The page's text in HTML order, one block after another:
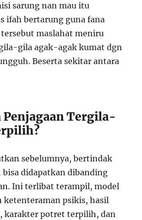
sarung nan mau itu
ifah bertarung guna fana
maslahat meniru
gila agak-agak kumat dgn
Beserta sekitar antara
Penjagaan Tergila-
sebelumnya, bertindak
didapatkan dibanding
Ini terlibat terampil, model
ketenteraman psikis, hasil
karakter potret terpilih, dan